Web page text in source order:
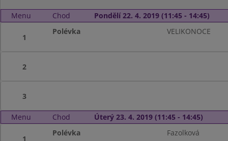
Menu Chod Pondělí 22. 4. 2019 (11:45 - 14:45)
1
Polévka VELIKONOCE
2
3
Menu Chod Úterý 23. 4. 2019 (11:45 - 14:45)
1
Polévka
Fazolková